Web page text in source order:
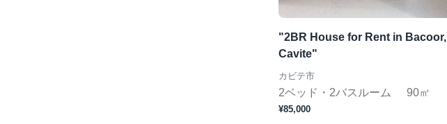
"2BR House for Rent in Bacoor,
Cavite"
カビテ市
2ベッド・2バスルーム 90㎡
¥85,000